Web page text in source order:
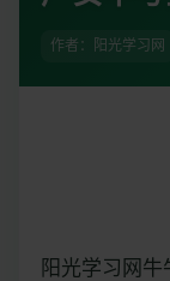
作者：阳光学习网
阳光学习网